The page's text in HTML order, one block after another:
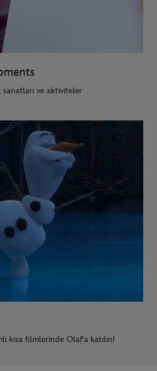
ve aktiviteler
kısa filmlerinde Olaf'a katılın!